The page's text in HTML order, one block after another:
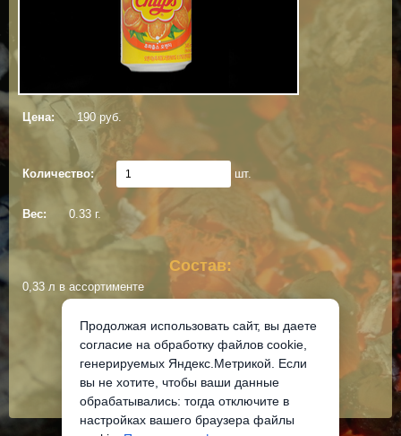
Цена: 190 руб.
Количество: шт.
Вес: 0.33 г.
Состав:
0,33 л в ассортименте
Добавить в корзину
Продолжая использовать сайт, вы даете
согласие на обработку файлов cookie,
генерируемых Яндекс.Метрикой. Если
вы не хотите, чтобы ваши данные
обрабатывались: тогда отключите в
настройках вашего браузера файлы